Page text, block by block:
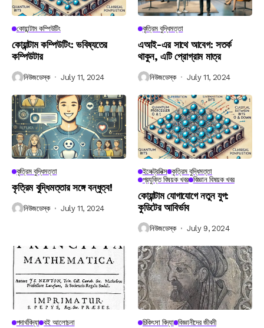
কোয়ান্টাম কম্পিউটিং
কোয়ান্টাম কম্পিউটিং: ভবিষ্যতের
কম্পিউটার
নিউজডেস্ক July 11, 2024
কৃত্রিম বুদ্ধিমত্তা
এআই-এর সাথে আবেগ: সতর্ক
থাকুন, এটি প্রোগ্রাম মাত্র
নিউজডেস্ক July 11, 2024
কৃত্রিম বুদ্ধিমত্তা
কৃত্রিম বুদ্ধিমত্তার সঙ্গে বন্ধুত্ব!
নিউজডেস্ক July 11, 2024
ইলেক্ট্রনিক্স কৃত্রিম বুদ্ধিমত্তা
প্রযুক্তি বিষয়ক খবর বিজ্ঞান বিষয়ক খবর
কোয়ান্টাম যোগাযোগে নতুন যুগ:
কুডিটের আবির্ভাব
নিউজডেস্ক July 9, 2024
পদার্থবিদ্যা বই আলোচনা চিকিৎসা বিদ্যা বিজ্ঞানীদের জীবনী